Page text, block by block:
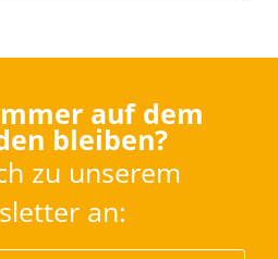
auf dem
bleiben?
zu unserem
an: